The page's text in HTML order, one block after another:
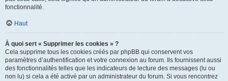
fonctionnalité.
Haut
À quoi sert « Supprimer les cookies » ?
Cela supprime tous les cookies créés par phpBB qui conservent vos
paramètres d’authentification et votre connexion au forum. Ils fournissent aussi
des fonctionnalités telles que les indicateurs de lecture des messages (lu ou
non lu) si cela a été activé par un administrateur du forum. Si vous rencontrez